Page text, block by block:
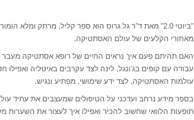
"ביוטי 2.0" מאת ד"ר גל גרוס הוא ספר קליל, מרתק
מאחורי הקלעים של עולם האסתטיקה.
האם תהיתם פעם איך נראים החיים של רופא אסתטיקה מעבר
עבודה עם קופים בג'ונגל, לינה לצד עקרבים באיטליה
עולמות האסתטיקה, לצד ידע שימושי, מפתיע ונגיש.
בספר מידע נרחב ועדכני על הטיפולים שמעצבים את עתיד
תופעות הלוואי שחשוב להכיר ואפילו איך לעצור את השערות